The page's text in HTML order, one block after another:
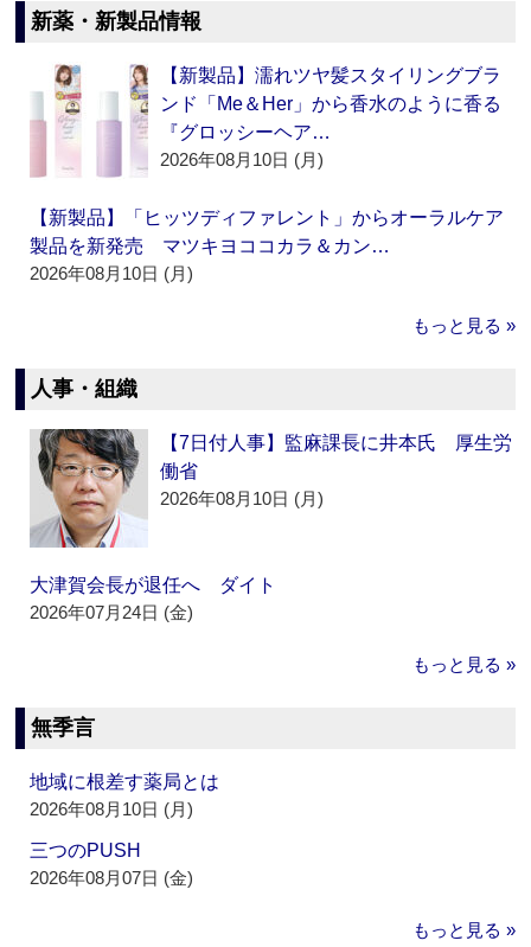
新薬・新製品情報
【新製品】濡れツヤ髪スタイリングブラ
ンド「Me＆Her」から香水のように香る
『グロッシーヘア…
2026年08月10日 (月)
【新製品】「ヒッツディファレント」からオーラルケア
製品を新発売 マツキヨココカラ＆カン…
2026年08月10日 (月)
もっと見る »
人事・組織
【7日付人事】監麻課長に井本氏 厚生労
働省
2026年08月10日 (月)
大津賀会長が退任へ ダイト
2026年07月24日 (金)
もっと見る »
無季言
地域に根差す薬局とは
2026年08月10日 (月)
三つのPUSH
2026年08月07日 (金)
もっと見る »